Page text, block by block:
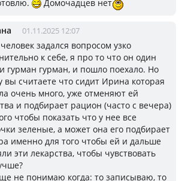
Домочадцев нет
01.11.2025 12:07
задался вопросом узко
к себе, я про то что он один
гурман гурман, и пошло поехало. Но
вы считаете что сидит Ирина которая
очень много, уже отменяют ей
и подбирает рацион (часто с вечера)
чтобы показать что у нее все
зеленые, а может она его подбирает
именно для того чтобы ей и дальше
эти лекарства, чтобы чувствовать
не понимаю когда: то записываю, то